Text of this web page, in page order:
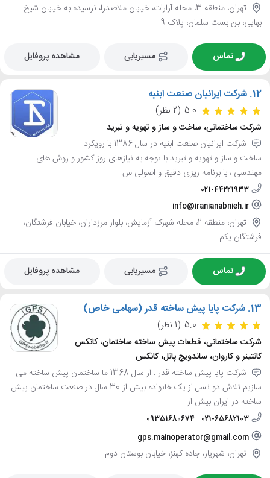
تهران، منطقه 3، محله آرارات، خیابان ملاصدرا، نرسیده به خیابان شیخ
بهایی، بن بست سلمان، پلاک 9
تماس مسیریابی مشاهده پروفایل
12. شرکت ایرانیان صنعت ابنیه
5.0 (2 نظر)
شرکت ساختمانی، ساخت و ساز و تهویه و تبرید
شرکت ایرانیان صنعت ابنیه در سال 1386 با رویکرد
ساخت و ساز و تهویه و تبرید با توجه به نیازهای روز کشور و روش های
مهندسی ، با برنامه ریزی دقیق و اصولی س...
021-44221933
info@iranianabnieh.ir
تهران، منطقه 2، محله شهرک آزمایش، بلوار مرزداران، خیابان فرشتگان،
فرشتگان یکم
تماس مسیریابی مشاهده پروفایل
13. شرکت پایا پیش ساخته قدر (سهامی خاص)
5.0 (1 نظر)
شرکت ساختمانی، قطعات پیش ساخته ساختمان، کانکس
کانتینر و کاروان، ساندویچ پانل، کانکس
شرکت پایا پیش ساخته قدر : از سال 1368 ما ساختمان پیش ساخته می
سازیم تلاش دو نسل از یک خانواده بیش از 30 سال در صنعت ساختمان پیش
ساخته در ایران بیش از...
021-65682103
09351680674
gps.mainoperator@gmail.com
تهران، شهریار، جاده کهنز، خیابان بوستان دوم